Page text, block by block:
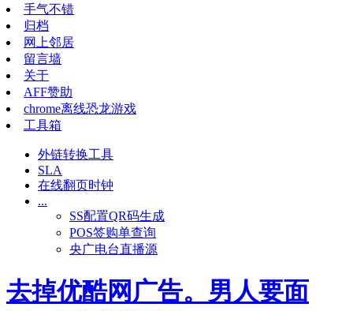
手气不错
归档
网上邻居
留言墙
关于
AFF赞助
chrome离线恐龙游戏
工具箱
外链转换工具
SLA
在线翻页时钟
...
SS配置QR码生成
POS签购单查询
央广电台直播源
去掉优酷网广告。男人要面